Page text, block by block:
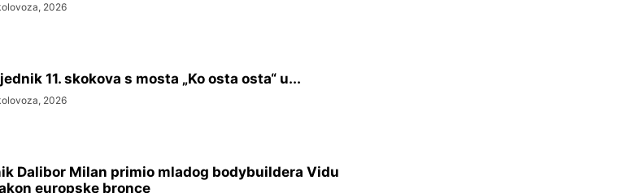
2026
11. skokova s mosta „Ko osta osta“ u...
2026
Dalibor Milan primio mladog bodybuildera Vidu
europske bronce